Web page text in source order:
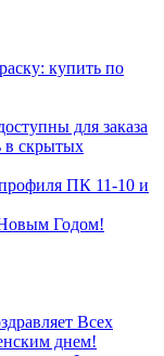
купить по
для заказа
в скрытых
ПК 11-10 и
Годом!
Всех
днем!